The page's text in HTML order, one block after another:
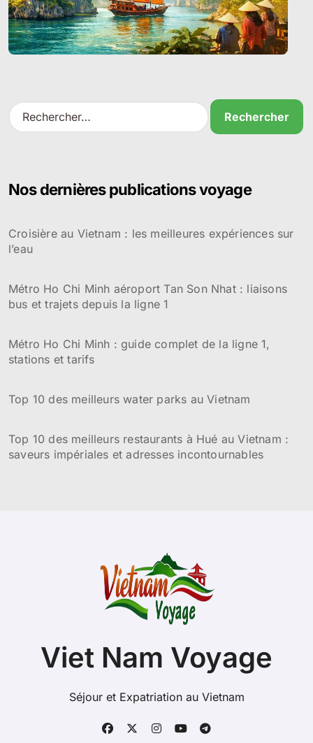
R
e
r
e
r
Nos dernières publications voyage
Croisière au Vietnam : les meilleures expériences sur
l’eau
Métro Ho Chi Minh aéroport Tan Son Nhat : liaisons
bus et trajets depuis la ligne 1
Métro Ho Chi Minh : guide complet de la ligne 1,
stations et tarifs
Top 10 des meilleurs water parks au Vietnam
Top 10 des meilleurs restaurants à Hué au Vietnam :
saveurs impériales et adresses incontournables
Viet Nam Voyage
Séjour et Expatriation au Vietnam